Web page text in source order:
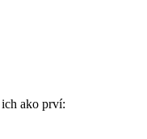
ako prví: